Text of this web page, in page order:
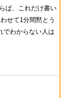
ば、これだけ書い
せて1分間黙とう
でわからない人は